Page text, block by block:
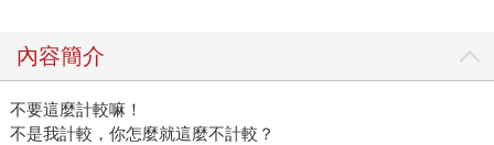
內容簡介
不要這麼計較嘛！
不是我計較，你怎麼就這麼不計較？